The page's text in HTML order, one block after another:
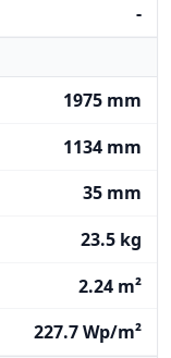
-
1975 mm
1134 mm
35 mm
23.5 kg
2.24 m²
227.7 Wp/m²